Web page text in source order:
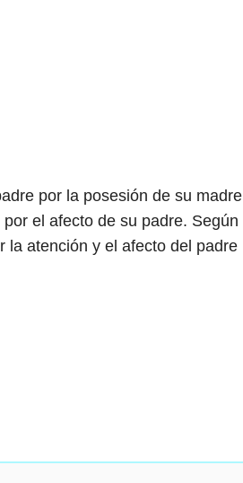
por la posesión de su madre
el afecto de su padre. Según
la atención y el afecto del padre